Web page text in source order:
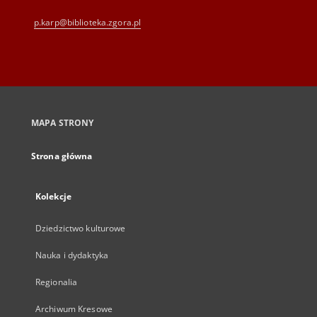
p.karp@biblioteka.zgora.pl
MAPA STRONY
Strona główna
Kolekcje
Dziedzictwo kulturowe
Nauka i dydaktyka
Regionalia
Archiwum Kresowe